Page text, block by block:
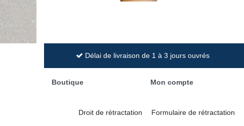
Délai de livraison de 1 à 3 jours ouvrés
Boutique Mon compte
Droit de rétractation Formulaire de rétractation